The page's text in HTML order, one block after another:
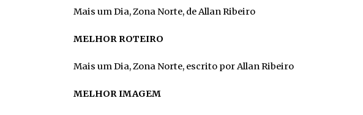
Mais um Dia, Zona Norte, de Allan Ribeiro
MELHOR ROTEIRO
Mais um Dia, Zona Norte, escrito por Allan Ribeiro
MELHOR IMAGEM